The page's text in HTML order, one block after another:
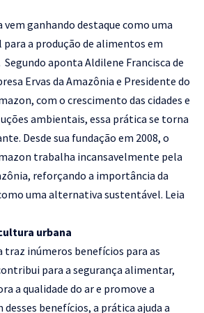
ganhando destaque como uma
a produção de alimentos em
aponta Aldilene Francisca de
Ervas da Amazônia e Presidente do
com o crescimento das cidades e
ambientais, essa prática se torna
Desde sua fundação em 2008, o
trabalha incansavelmente pela
reforçando a importância da
uma alternativa sustentável. Leia
urbana
traz inúmeros benefícios para as
para a segurança alimentar,
a qualidade do ar e promove a
desses benefícios, a prática ajuda a